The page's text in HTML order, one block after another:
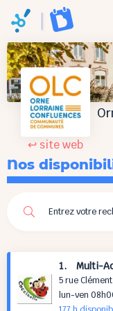
↩ site web
Nos
1. Multi-
5 rue
lun-ven